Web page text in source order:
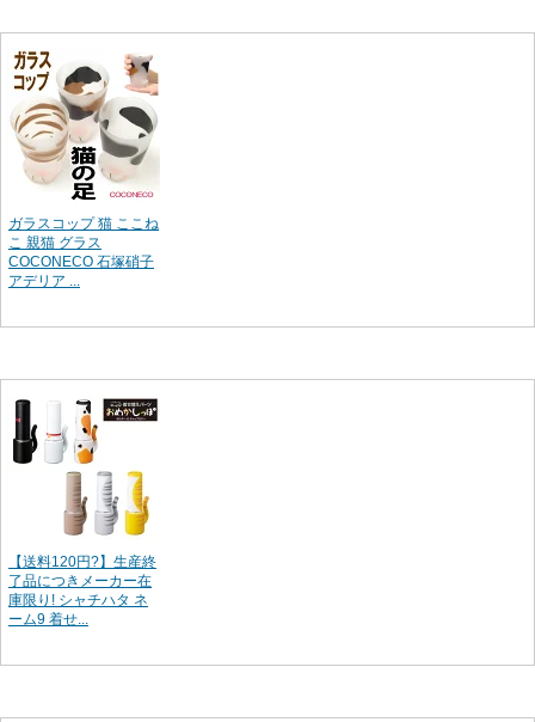
ガラスコップ 猫 ここね
こ 親猫 グラス
COCONECO 石塚硝子
アデリア ...
【送料120円?】生産終
了品につきメーカー在
庫限り! シャチハタ ネ
ーム9 着せ...